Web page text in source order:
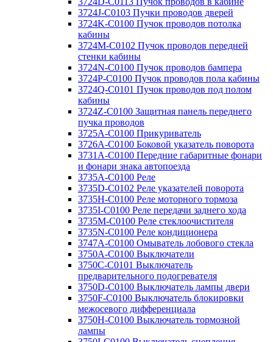
3724J-C0103 Пучки проводов дверей
3724K-C0100 Пучок проводов потолка
кабины
3724M-C0102 Пучок проводов передней
стенки кабины
3724N-C0100 Пучок проводов бампера
3724P-C0100 Пучок проводов пола кабины
3724Q-C0101 Пучок проводов под полом
кабины
3724Z-C0100 Защитная панель переднего
пучка проводов
3725A-C0100 Прикуриватель
3726A-C0100 Боковой указатель поворота
3731A-C0100 Передние габаритные фонари
и фонари знака автопоезда
3735A-C0100 Реле
3735D-C0102 Реле указателей поворота
3735H-C0100 Реле моторного тормоза
3735I-C0100 Реле передачи заднего хода
3735M-C0100 Реле стеклоочистителя
3735N-C0100 Реле кондиционера
3747A-C0100 Омыватель лобового стекла
3750A-C0100 Выключатели
3750C-C0101 Выключатель
предварительного подогревателя
3750D-C0100 Выключатель лампы двери
3750F-C0100 Выключатель блокировки
межосевого дифференциала
3750H-C0100 Выключатель тормозной
лампы